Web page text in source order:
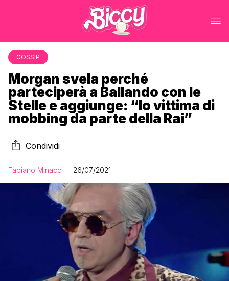
GOSSIP
Morgan svela perché
parteciperà a Ballando con le
Stelle e aggiunge: “Io vittima di
mobbing da parte della Rai”
Condividi
Fabiano Minacci 26/07/2021